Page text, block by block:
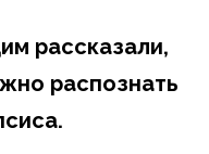
рассказали,
распознать